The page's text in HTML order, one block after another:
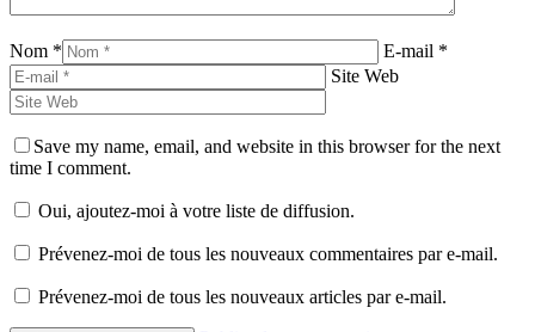
Nom *
E-mail *
Site Web
Save my name, email, and website in this browser for the next
time I comment.
Oui, ajoutez-moi à votre liste de diffusion.
Prévenez-moi de tous les nouveaux commentaires par e-mail.
Prévenez-moi de tous les nouveaux articles par e-mail.